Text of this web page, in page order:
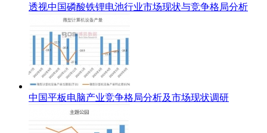
透视中国磷酸铁锂电池行业市场现状与竞争格局分析
中国平板电脑产业竞争格局分析及市场现状调研